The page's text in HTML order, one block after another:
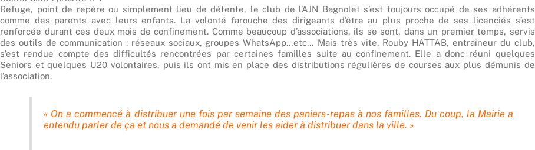
Refuge, point de repère ou simplement lieu de détente, le club de l’AJN Bagnolet s’est toujours occupé de ses adhérents
comme des parents avec leurs enfants. La volonté farouche des dirigeants d’être au plus proche de ses licenciés s’est
renforcée durant ces deux mois de confinement. Comme beaucoup d’associations, ils se sont, dans un premier temps, servis
des outils de communication : réseaux sociaux, groupes WhatsApp…etc… Mais très vite, Rouby HATTAB, entraîneur du club,
s’est rendue compte des difficultés rencontrées par certaines familles suite au confinement. Elle a donc réuni quelques
Seniors et quelques U20 volontaires, puis ils ont mis en place des distributions régulières de courses aux plus démunis de
l’association.
« On a commencé à distribuer une fois par semaine des paniers-repas à nos familles. Du coup, la Mairie a
entendu parler de ça et nous a demandé de venir les aider à distribuer dans la ville. »